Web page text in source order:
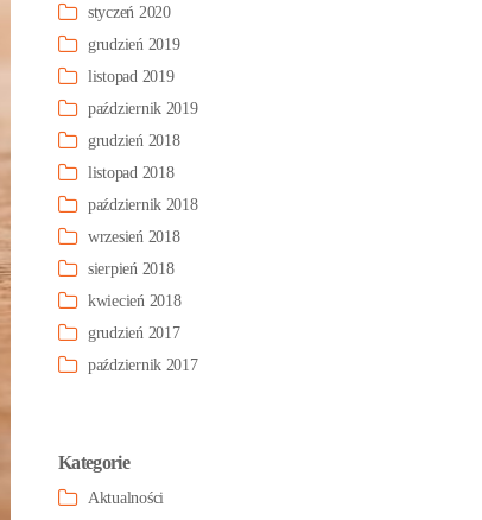
styczeń 2020
grudzień 2019
listopad 2019
październik 2019
grudzień 2018
listopad 2018
październik 2018
wrzesień 2018
sierpień 2018
kwiecień 2018
grudzień 2017
październik 2017
Kategorie
Aktualności